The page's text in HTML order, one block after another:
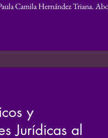
de Género
Camila Hernández Triana.
garantizar una
y
Jurídicas al